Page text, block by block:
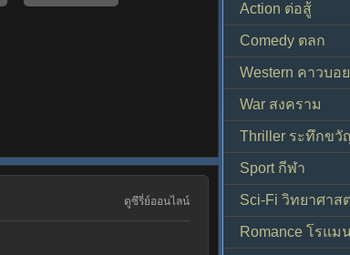
ดูซีรี่ย์ออนไลน์
Action ต่อสู้
Comedy ตลก
Western คาวบอ
War สงคราม
Thriller ระทึกขวั
Sport กีฬา
Sci-Fi วิทยาศาส
Romance โรแม